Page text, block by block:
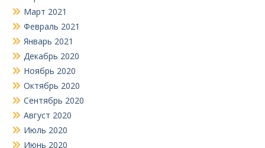
Март 2021
Февраль 2021
Январь 2021
Декабрь 2020
Ноябрь 2020
Октябрь 2020
Сентябрь 2020
Август 2020
Июль 2020
Июнь 2020